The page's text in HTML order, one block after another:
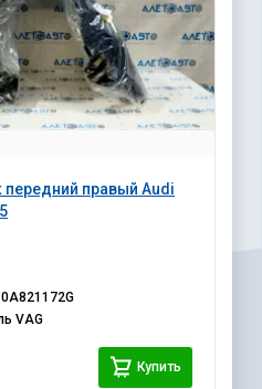
правый Audi
VAG
Купить